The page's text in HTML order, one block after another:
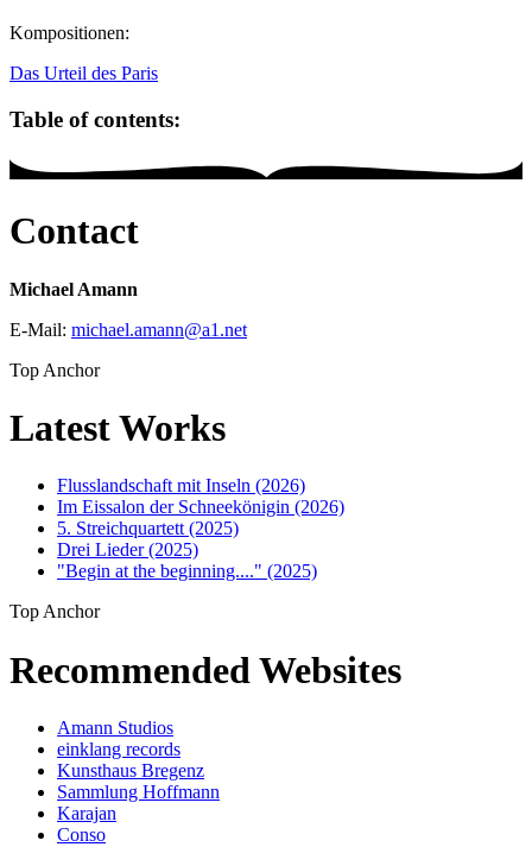
Kompositionen:
Das Urteil des Paris
Table of contents:
Contact
Michael Amann
E-Mail: michael.amann@a1 .net
Top Anchor
Latest Works
Flusslandschaft mit Inseln (2026)
Im Eissalon der Schneekönigin (2026)
5. Streichquartett (2025)
Drei Lieder (2025)
"Begin at the beginning...." (2025)
Top Anchor
Recommended Websites
Amann Studios
einklang records
Kunsthaus Bregenz
Sammlung Hoffmann
Karajan
Conso